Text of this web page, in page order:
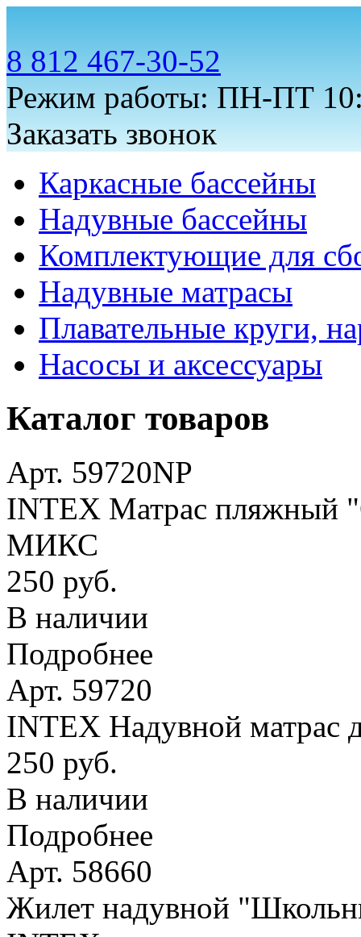
8 812 467-30-52
Режим работы: ПН-ПТ
Заказать звонок
Каркасные бассейны
Надувные бассейны
Комплектующие для
Надувные матрасы
Плавательные круги,
Насосы и аксессуары
Каталог товаров
Арт. 59720NP
INTEX Матрас пляжный
МИКС
250 руб.
В наличии
Подробнее
Арт. 59720
INTEX Надувной матрас
250 руб.
В наличии
Подробнее
Арт. 58660
Жилет надувной